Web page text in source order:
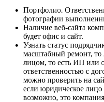
Портфолио.
фотографии
Наличие веб-сайта
будет офис и сайт.
Узнать статус
масштабный ремонт, то
лицом, то есть ИП или
ответственностью с
можно проверить на
если юридическое
возможно, это